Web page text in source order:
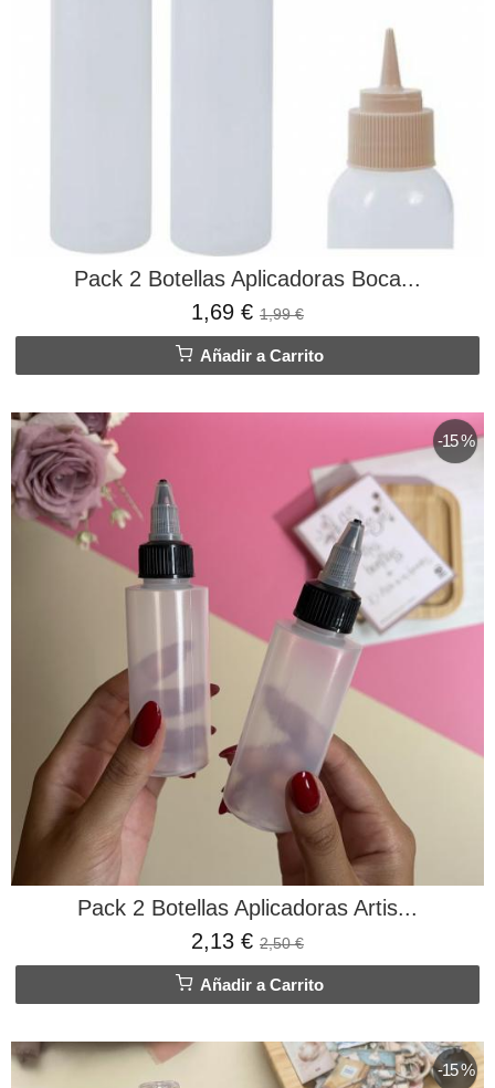
Pack 2 Botellas Aplicadoras Boca...
1,69 € 1,99 €
Añadir a Carrito
-15 %
Pack 2 Botellas Aplicadoras Artis...
2,13 € 2,50 €
Añadir a Carrito
-15 %